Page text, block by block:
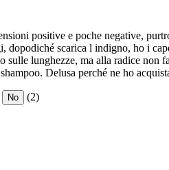
positive e poche negative,
dopodiché scarica l indigno, ho i
sulle lunghezze, ma alla radice
Delusa perché ne ho
No (2)